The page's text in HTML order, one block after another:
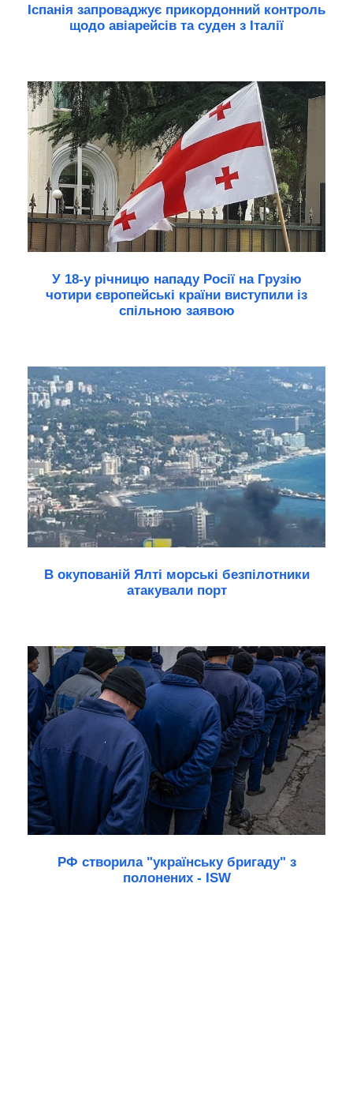
Іспанія запроваджує прикордонний контроль
щодо авіарейсів та суден з Італії
У 18-у річницю нападу Росії на Грузію
чотири європейські країни виступили із
спільною заявою
В окупованій Ялті морські безпілотники
атакували порт
РФ створила "українську бригаду" з
полонених - ISW